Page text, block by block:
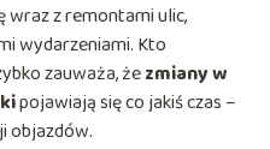
wraz z remontami ulic,
wydarzeniami. Kto
zauważa, żezmiany w
pojawiają się co jakiś czas –
objazdów.